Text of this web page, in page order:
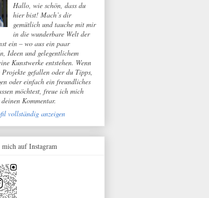
Hallo, wie schön, dass du
hier bist! Mach’s dir
gemütlich und tauche mit mir
in die wunderbare Welt der
ein – wo aus ein paar
Ideen und gelegentlichem
Kunstwerke entstehen. Wenn
gefallen oder du Tipps,
oder einfach ein freundliches
möchtest, freue ich mich
Kommentar.
vollständig anzeigen
auf Instagram